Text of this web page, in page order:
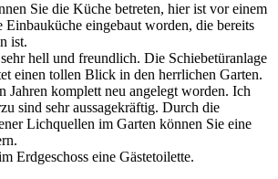
Sie die Küche betreten, hier ist vor einem
Einbauküche eingebaut worden, die bereits
ist.
hell und freundlich. Die Schiebetüranlage
einen tollen Blick in den herrlichen Garten.
Jahren komplett neu angelegt worden. Ich
sind sehr aussagekräftig. Durch die
Lichquellen im Garten können Sie eine
Erdgeschoss eine Gästetoilette.